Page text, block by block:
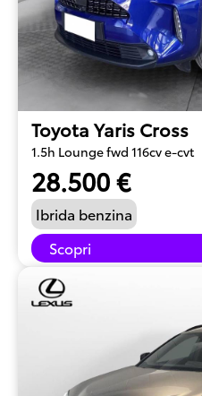
Toyota Yaris Cross
1.5h Lounge fwd 116cv e-cvt
28.500 €
Ibrida benzina
Scopri